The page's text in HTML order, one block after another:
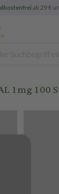
ab 29 €
1mg 100